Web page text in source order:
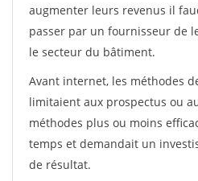
augmenter leurs revenus il
passer par un fournisseur de
le secteur du bâtiment.
Avant internet, les méthodes
limitaient aux prospectus ou
méthodes plus ou moins
temps et demandait un
de résultat.